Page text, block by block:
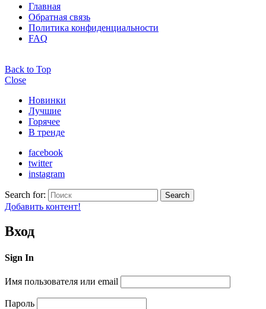
Главная
Обратная связь
Политика конфиденциальности
FAQ
Back to Top
Close
Новинки
Лучшие
Горячее
В тренде
facebook
twitter
instagram
Search for: Search
Добавить контент!
Вход
Sign In
Имя пользователя или email
Пароль